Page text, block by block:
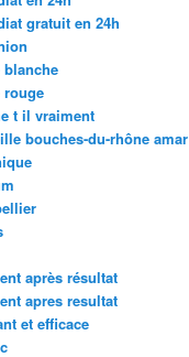
gratuit en 24h
rouge
t il vraiment
bouches-du-rhône amar
après résultat
apres resultat
et efficace